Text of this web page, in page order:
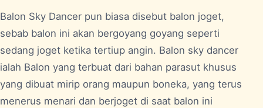
Balon Sky Dancer pun biasa disebut balon joget,
sebab balon ini akan bergoyang goyang seperti
sedang joget ketika tertiup angin. Balon sky dancer
ialah Balon yang terbuat dari bahan parasut khusus
yang dibuat mirip orang maupun boneka, yang terus
menerus menari dan berjoget di saat balon ini